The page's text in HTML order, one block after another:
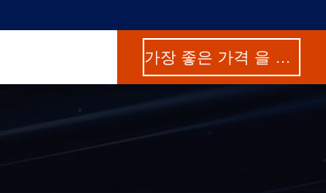
가장 좋은 가격 을 구하라